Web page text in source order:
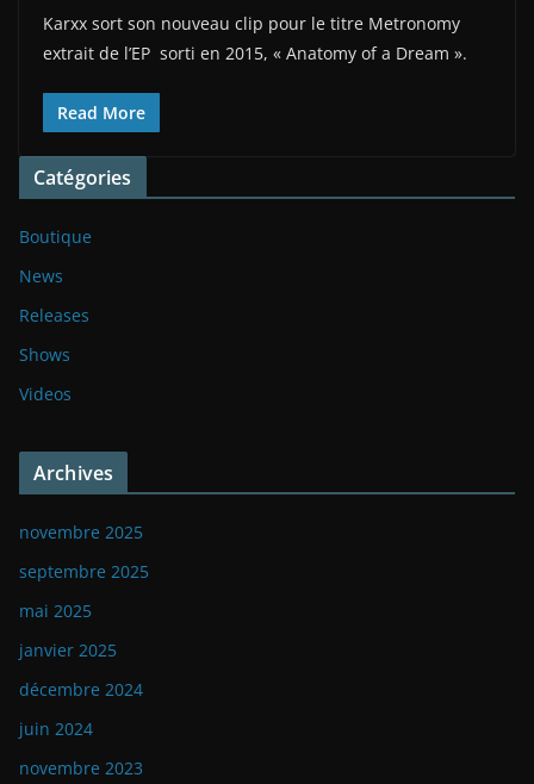
Karxx sort son nouveau clip pour le titre Metronomy
extrait de l’EP sorti en 2015, « Anatomy of a Dream ».
Read More
Catégories
Boutique
News
Releases
Shows
Videos
Archives
novembre 2025
septembre 2025
mai 2025
janvier 2025
décembre 2024
juin 2024
novembre 2023